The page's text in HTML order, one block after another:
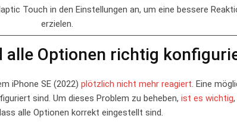
Touch ⁣in den ​Einstellungen an, um‍ eine ‍bessere
erzielen.
⁢alle ⁣Optionen richtig
iPhone SE (2022) plötzlich nicht mehr reagiert. Eine
sind.⁣ Um dieses Problem‌ zu beheben, ist es ‍wichtig
alle Optionen korrekt eingestellt sind.